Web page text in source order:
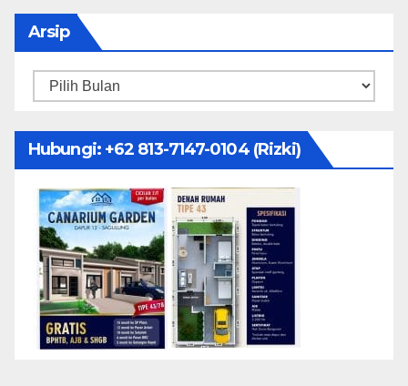
Arsip
Arsip
Hubungi: ‪+62 813-7147-0104‬ (Rizki)